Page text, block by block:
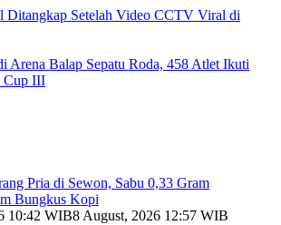
Ditangkap Setelah Video CCTV Viral di
Arena Balap Sepatu Roda, 458 Atlet Ikuti
Cup III
Pria di Sewon, Sabu 0,33 Gram
Bungkus Kopi
10:42 WIB8 August, 2026 12:57 WIB